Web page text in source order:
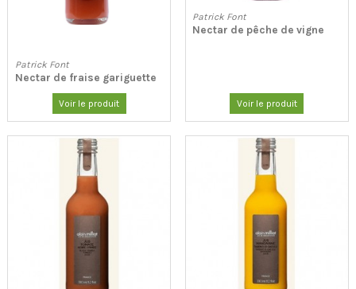
Patrick Font
Nectar de fraise gariguette
Voir le produit
Patrick Font
Nectar de pêche de vigne
Voir le produit